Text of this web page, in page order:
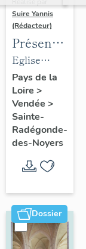
Suire Yannis
(Rédacteur)
Présentation
des
objets
mobiliers
de
l'église
de
Sainte-
Radégonde-
des-
Noyers
Eglise
paroissiale
Sainte
Radegonde
de Sainte-
Radégonde-
des-Noyers
Pays de la
Loire >
Vendée >
Sainte-
Radégonde-
des-Noyers
Dossier